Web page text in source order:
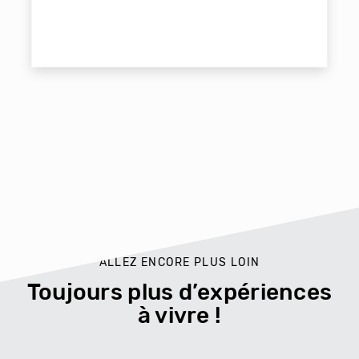
ALLEZ ENCORE PLUS LOIN
Toujours plus d’expériences
à vivre !